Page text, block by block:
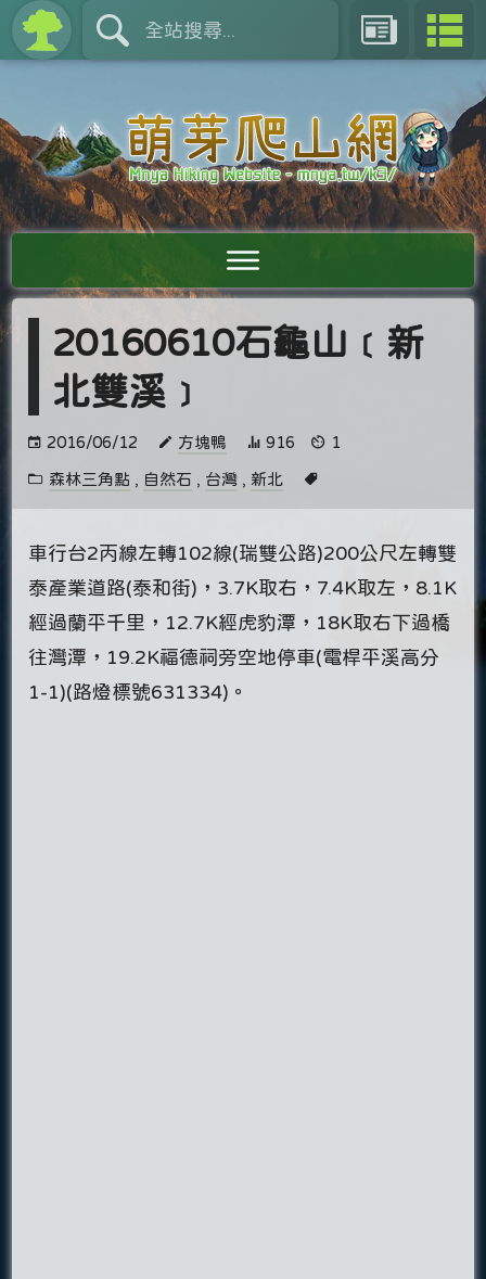
20160610石龜山﹝新
北雙溪﹞
2016/06/12 方塊鴨 916 1
森林三角點 , 自然石 , 台灣 , 新北
車行台2丙線左轉102線(瑞雙公路)200公尺左轉雙
泰產業道路(泰和街)，3.7K取右，7.4K取左，8.1K
經過蘭平千里，12.7K經虎豹潭，18K取右下過橋
往灣潭，19.2K福德祠旁空地停車(電桿平溪高分
1-1)(路燈標號631334)。